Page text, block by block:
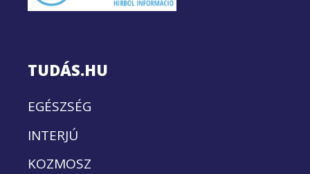
TUDÁS.HU
EGÉSZSÉG
INTERJÚ
KOZMOSZ